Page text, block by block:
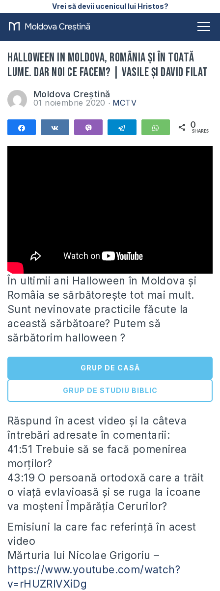
Vrei să devii ucenicul lui Hristos?
Halloween in Moldova, România și în toată
lume. Dar noi ce facem? | Vasile și David Filat
Moldova Creștină
01 noiembrie 2020 MCTV
Telegram WhatsApp
0
SHARES
În ultimii ani Halloween în Moldova și
Româia se sărbătorește tot mai mult.
Sunt nevinovate practicile făcute la
această sărbătoare? Putem să
sărbătorim halloween ?
GRUP DE CASĂ
GRUP DE STUDIU BIBLIC
Răspund în acest video și la câteva
întrebări adresate în comentarii:
41:51 Trebuie să se facă pomenirea
morților?
43:19 O persoană ortodoxă care a trăit
o viață evlavioasă și se ruga la icoane
va moșteni Împărăția Cerurilor?
Emisiuni la care fac referință în acest
video
Mărturia lui Nicolae Grigoriu –
https://www.youtube.com/watch?
v=rHUZRlVXiDg